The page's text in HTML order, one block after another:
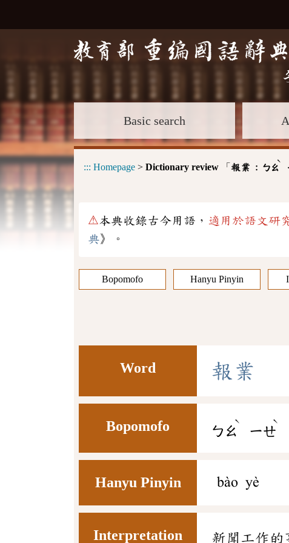
Basic search
::: Homepage > Dictionary review 「 報業 : ㄅㄠ
ˋ
⚠本典收錄古今用語， 適用於語文研
典》。
Bopomofo Hanyu Pinyin
Word 報 業
Bopomofo ㄅㄠ
ˋ
ㄧㄝ
ˋ
Hanyu Pinyin bào yè
Interpretation 新聞工作的